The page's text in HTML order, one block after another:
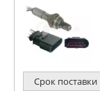
Срок поставки